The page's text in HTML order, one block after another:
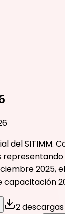
del
2025,
2 descargas